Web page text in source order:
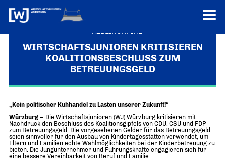
VEREINONLINE
AKTUELLES
Über uns
Forum „Junge Wirtschaft“ – Mitgliedermagazin
Mitglieder
UNSER NETZWERK
PRESSEMELDUNGEN
PROJEKTE
INFORMATIONEN
WIRTSCHAFTSJUNIOREN KRITISIEREN
KOALITIONSBESCHLUSS ZUM
BETREUUNGSGELD
„Kein politischer Kuhhandel zu Lasten unserer Zukunft!“
Würzburg – Die Wirtschaftsjunioren (WJ) Würzburg kritisieren mit
Nachdruck den Beschluss des Koalitionsgipfels von CDU, CSU und FDP
zum Betreuungsgeld. Die vorgesehenen Gelder für das Betreuungsgeld
seien sinnvoller für den Ausbau von Kindertagesstätten verwendet, um
Eltern und Familien echte Wahlmöglichkeiten bei der Kinderbetreuung zu
bieten. Die Jungunternehmer und Führungskräfte engagieren sich für
eine bessere Vereinbarkeit von Beruf und Familie.